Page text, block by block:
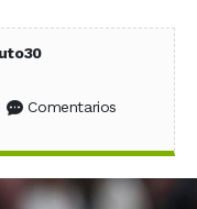
en Facebook
en X (Twitter)
en WhatsApp
Comentarios